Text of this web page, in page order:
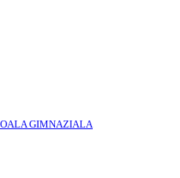
GIMNAZIALA